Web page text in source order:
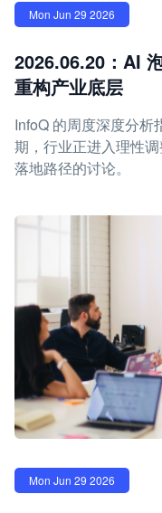
Mon Jun 29 2026
2026.06.20：AI
重构产业底层
InfoQ 的周度深度分析
期，行业正进入理性
落地路径的讨论。
Mon Jun 29 2026